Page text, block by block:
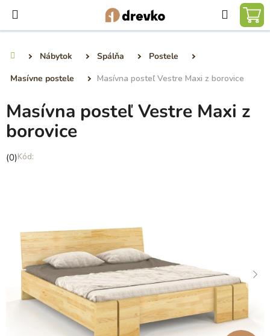
obsah
Hľadať
Nábytok Spálňa
Postele
Masívne postele
Masívna posteľ Vestre Maxi z borovice
Masívna posteľ Vestre Maxi z
borovice
Priemerné
hviezdičiek.
(0)